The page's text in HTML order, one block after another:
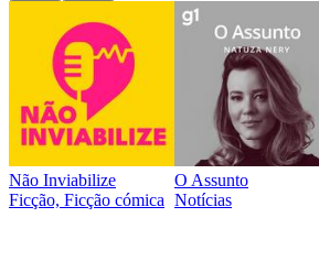
Não Inviabilize
Ficção, Ficção cómica
O Assunto
Notícias